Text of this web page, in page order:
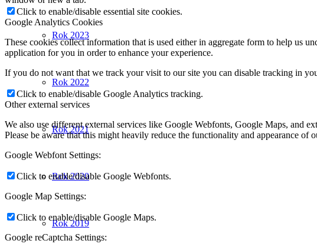
Rok 2023
Rok 2022
Rok 2021
Rok 2020
Rok 2019
Click to enable/disable essential site cookies.
Google Analytics Cookies
These cookies collect information that is used either in aggregate form to help us
application for you in order to enhance your experience.
If you do not want that we track your visit to our site you can disable tracking in
Click to enable/disable Google Analytics tracking.
Other external services
We also use different external services like Google Webfonts, Google Maps, and
Please be aware that this might heavily reduce the functionality and appearance of
Google Webfont Settings:
Click to enable/disable Google Webfonts.
Google Map Settings:
Click to enable/disable Google Maps.
Google reCaptcha Settings: